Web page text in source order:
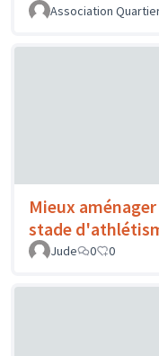
Association
Mieux
stade
Jude
0 0